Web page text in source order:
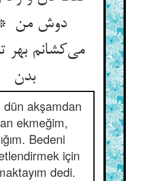
دوش من
می‌کشانم بهر
بدن
dün akşamdan
ekmeğim,
Bedeni
için
dedi.